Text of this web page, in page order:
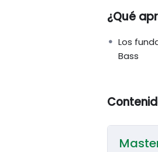
¿Qué
Los
Bass